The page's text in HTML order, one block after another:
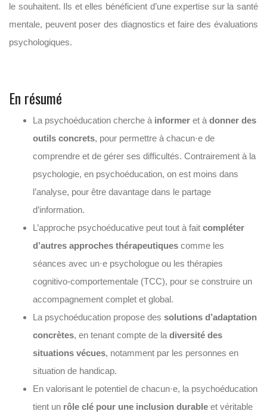
le souhaitent. Ils et elles bénéficient d’une expertise sur la santé
mentale, peuvent poser des diagnostics et faire des évaluations
psychologiques.
En résumé
La psychoéducation cherche à informer et à donner des
outils concrets, pour permettre à chacun·e de
comprendre et de gérer ses difficultés. Contrairement à la
psychologie, en psychoéducation, on est moins dans
l’analyse, pour être davantage dans le partage
d’information.
L’approche psychoéducative peut tout à fait compléter
d’autres approches thérapeutiques comme les
séances avec un·e psychologue ou les thérapies
cognitivo-comportementale (TCC), pour se construire un
accompagnement complet et global.
La psychoéducation propose des solutions d’adaptation
concrètes, en tenant compte de la diversité des
situations vécues, notamment par les personnes en
situation de handicap.
En valorisant le potentiel de chacun·e, la psychoéducation
tient un rôle clé pour une inclusion durable et véritable